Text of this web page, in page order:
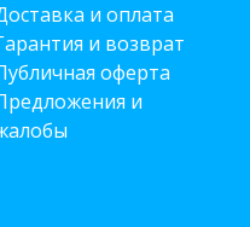
и оплата
и возврат
оферта
и